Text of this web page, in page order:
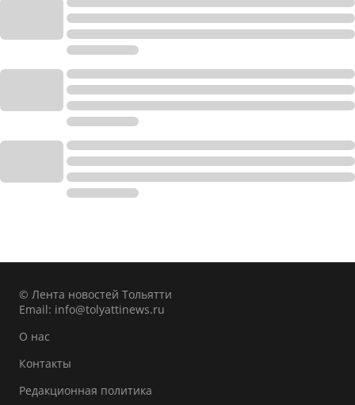
© Лента новостей Тольятти
Email: info@tolyattinews.ru
О нас
Контакты
Редакционная политика